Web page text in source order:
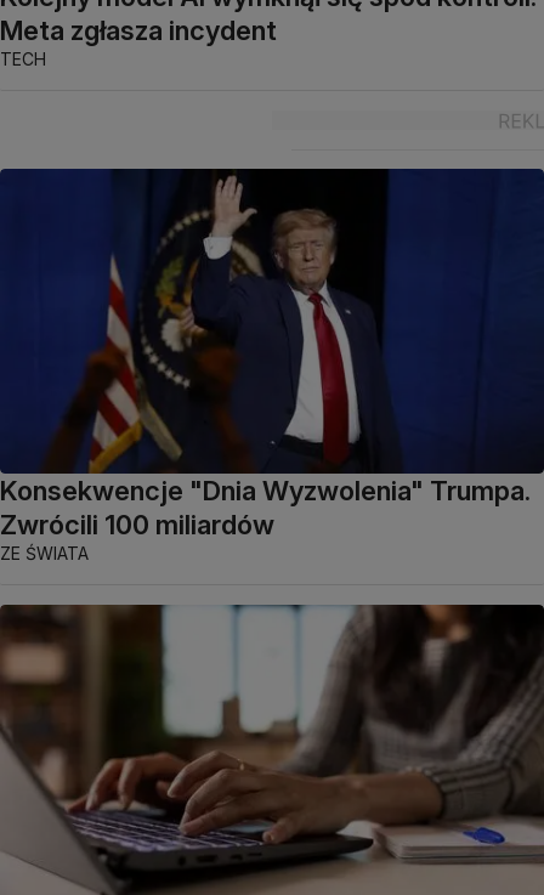
Meta zgłasza incydent
TECH
Konsekwencje "Dnia Wyzwolenia" Trumpa.
Zwrócili 100 miliardów
ZE ŚWIATA